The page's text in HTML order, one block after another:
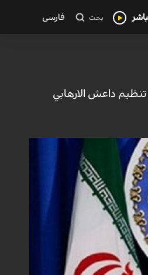
بحث فارسی
تنظيم داعش الارهابي